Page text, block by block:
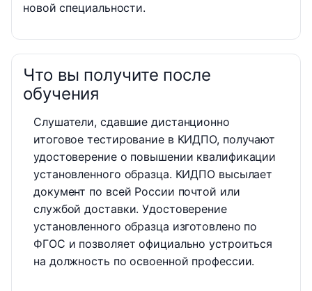
новой специальности.
Что вы получите после
обучения
Слушатели, сдавшие дистанционно
итоговое тестирование в КИДПО, получают
удостоверение о повышении квалификации
установленного образца. КИДПО высылает
документ по всей России почтой или
службой доставки. Удостоверение
установленного образца изготовлено по
ФГОС и позволяет официально устроиться
на должность по освоенной профессии.